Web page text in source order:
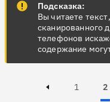
Подсказка:
Вы читаете
сканированного
телефонов
содержание
Page
1 2